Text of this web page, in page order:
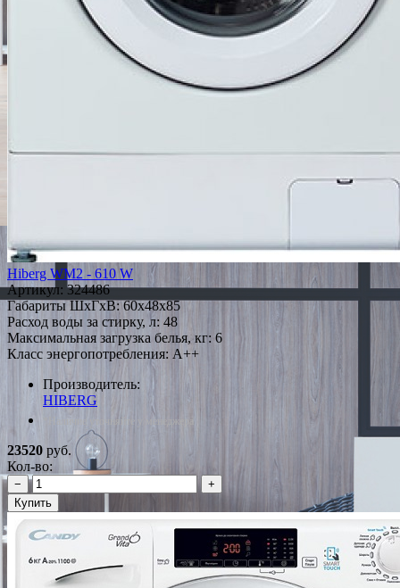
Hiberg WM2 - 610 W
Артикул: 324486
Габариты ШxГxВ: 60x48x85
Расход воды за стирку, л: 48
Максимальная загрузка белья, кг: 6
Класс энергопотребления: A++
Производитель:
HIBERG
*Наличие уточняйте у менеджера
23520 руб.
Кол-во:
−
+
Купить